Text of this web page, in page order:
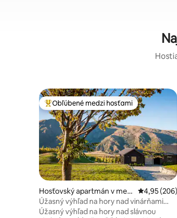
Najobľúbenejšie medzi hosťami
Obľúbené medzi hosťami
Hosťovský apartmán v mest
e Gibbston
Priemerné
4,95 (206)
Úžasný výhľad na hory nad vinárňami
Gibbston.
Úžasný výhľad na hory nad slávnou